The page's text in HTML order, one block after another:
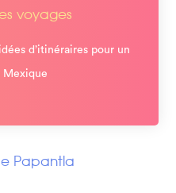
Papantla
voyages
d’itinéraires pour un
Mexique